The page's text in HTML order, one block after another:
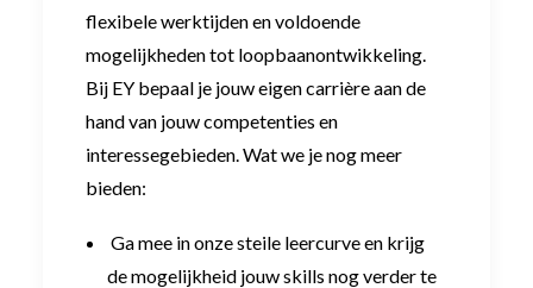
flexibele werktijden en voldoende
mogelijkheden tot loopbaanontwikkeling.
Bij EY bepaal je jouw eigen carrière aan de
hand van jouw competenties en
interessegebieden. Wat we je nog meer
bieden:
Ga mee in onze steile leercurve en krijg
de mogelijkheid jouw skills nog verder te